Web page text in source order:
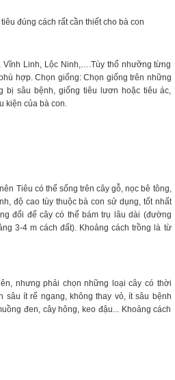
đúng cách rất cần thiết cho bà con
Vĩnh Linh, Lộc Ninh,….Tùy thổ nhưỡng từng
hợp. Chọn giống: Chọn giống trên những
bị sâu bệnh, giống tiêu lươn hoặc tiêu ác,
kiện của bà con.
Tiêu có thể sống trên cây gỗ, nọc bê tông,
độ cao tùy thuộc bà con sử dụng, tốt nhất
đối để cây có thể bám trụ lâu dài (đường
3-4 m cách đất). Khoảng cách trồng là từ
nhưng phải chọn những loại cây có thời
sâu ít rể ngang, không thay vỏ, ít sâu bệnh
đen, cây hông, keo đậu... Khoảng cách